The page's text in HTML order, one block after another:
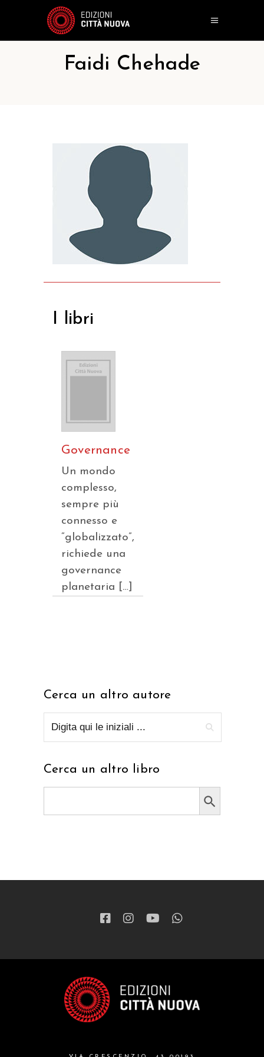
Faidi Chehade
I libri
Governance
Un mondo
complesso,
sempre più
connesso e
“globalizzato”,
richiede una
governance
planetaria […]
Cerca un altro autore
Cerca un altro libro
Search Button